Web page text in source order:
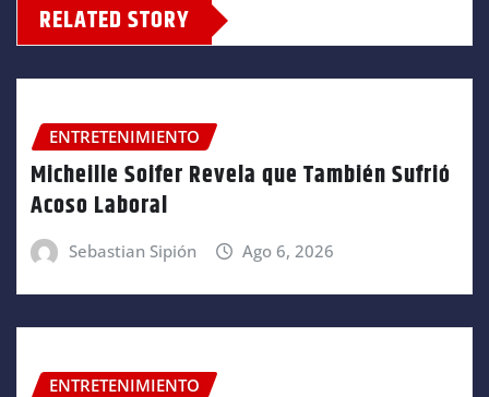
RELATED STORY
ENTRETENIMIENTO
Micheille Soifer Revela que También Sufrió
Acoso Laboral
Sebastian Sipión Ago 6, 2026
ENTRETENIMIENTO